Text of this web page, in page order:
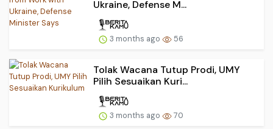
Ukraine, Defense M...
3 months ago 56
Tolak Wacana Tutup Prodi, UMY
Pilih Sesuaikan Kuri...
3 months ago 70